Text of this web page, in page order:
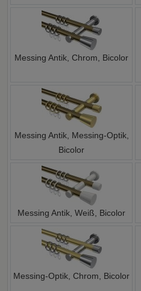
Messing Antik, Chrom, Bicolor
Messing Antik, Messing-Optik,
Bicolor
Messing Antik, Weiß, Bicolor
Messing-Optik, Chrom, Bicolor